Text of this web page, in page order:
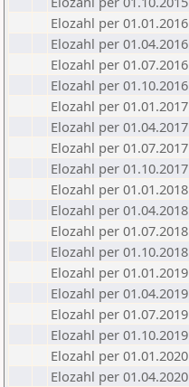
Elozahl per 01.01.2016
Elozahl per 01.04.2016
Elozahl per 01.07.2016
Elozahl per 01.10.2016
Elozahl per 01.01.2017
Elozahl per 01.04.2017
Elozahl per 01.07.2017
Elozahl per 01.10.2017
Elozahl per 01.01.2018
Elozahl per 01.04.2018
Elozahl per 01.07.2018
Elozahl per 01.10.2018
Elozahl per 01.01.2019
Elozahl per 01.04.2019
Elozahl per 01.07.2019
Elozahl per 01.10.2019
Elozahl per 01.01.2020
Elozahl per 01.04.2020